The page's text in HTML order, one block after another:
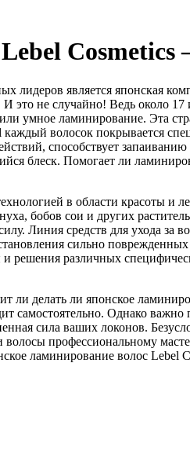
Cosmetics
лидеров является японская
И это не случайно! Ведь около
умное ламинирование. Эта
волосок покрывается
способствует
блеск. Помогает ли
в области красоты и
бобов сои и других
Линия средств для ухода за
сильно
решения различных
ли делать ли японское
самостоятельно. Однако
сила ваших локонов.
профессиональному
ламинирование волос Lebel